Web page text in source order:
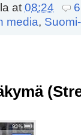
at 08:24
media,